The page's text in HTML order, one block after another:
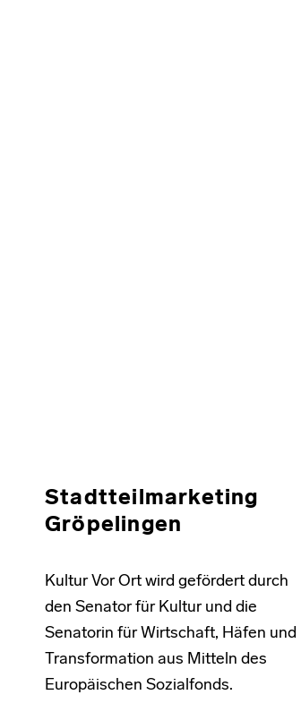
Stadtteilmarketing
Gröpelingen
Kultur Vor Ort wird gefördert durch
den Senator für Kultur und die
Senatorin für Wirtschaft, Häfen und
Transformation aus Mitteln des
Europäischen Sozialfonds.